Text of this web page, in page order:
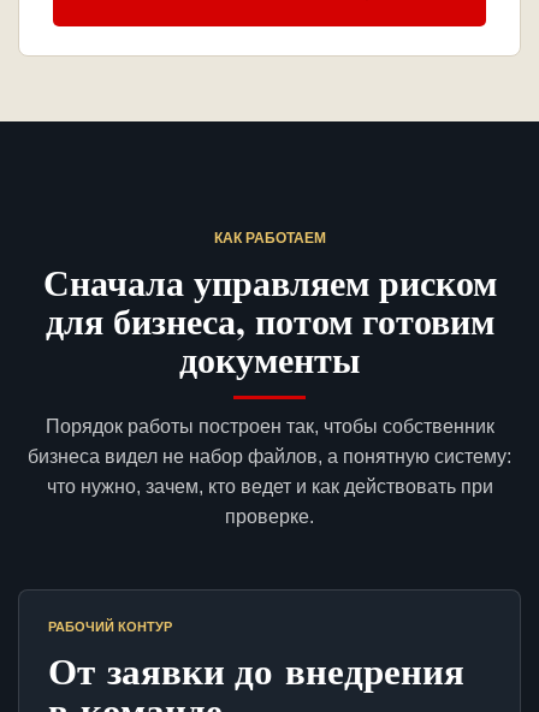
КАК РАБОТАЕМ
Сначала управляем риском
для бизнеса, потом готовим
документы
Порядок работы построен так, чтобы собственник
бизнеса видел не набор файлов, а понятную систему:
что нужно, зачем, кто ведет и как действовать при
проверке.
РАБОЧИЙ КОНТУР
От заявки до внедрения